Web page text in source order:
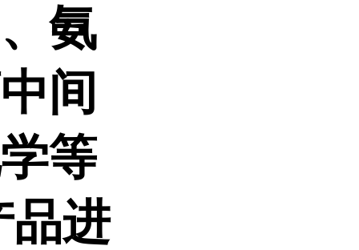
氨
间
等
品进